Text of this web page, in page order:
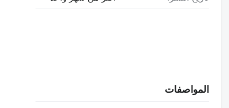
المواصفات